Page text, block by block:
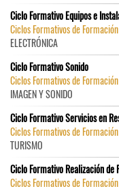
Ciclo Formativo Equipos e
Ciclos Formativos de
ELECTRÓNICA
Ciclo Formativo Sonido
Ciclos Formativos de
IMAGEN Y SONIDO
Ciclo Formativo Servicios en
Ciclos Formativos de
TURISMO
Ciclo Formativo Realización de
Ciclos Formativos de